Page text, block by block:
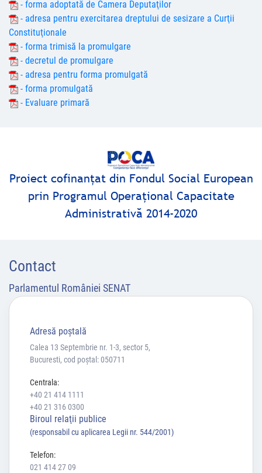
- forma adoptată de Camera Deputaţilor
- adresa pentru exercitarea dreptului de sesizare a Curţii
Constituţionale
- forma trimisă la promulgare
- decretul de promulgare
- adresa pentru forma promulgată
- forma promulgată
- Evaluare primară
Proiect cofinanţat din Fondul Social European
prin Programul Operaţional Capacitate
Administrativă 2014-2020
Contact
Parlamentul României SENAT
Adresă poştală
Calea 13 Septembrie nr. 1-3, sector 5,
Bucuresti, cod poștal: 050711
Centrala:
+40 21 414 1111
+40 21 316 0300
Biroul relaţii publice
(responsabil cu aplicarea Legii nr. 544/2001)
Telefon:
021 414 27 09